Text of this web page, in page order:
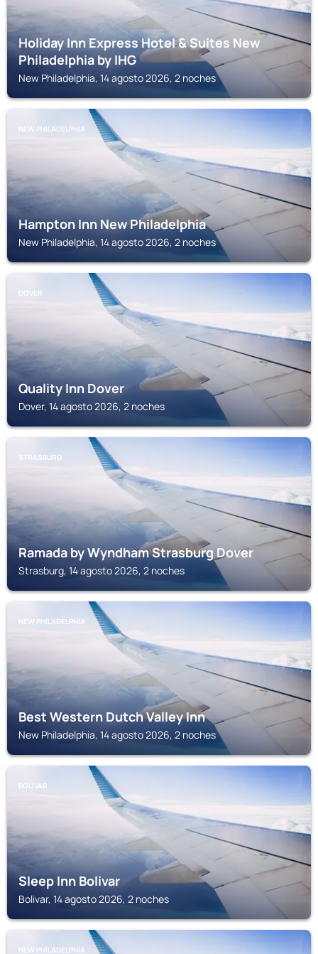
Holiday Inn Express Hotel & Suites New
Philadelphia by IHG
New Philadelphia, 14 agosto 2026, 2 noches
NEW PHILADELPHIA
Hampton Inn New Philadelphia
New Philadelphia, 14 agosto 2026, 2 noches
DOVER
Quality Inn Dover
Dover, 14 agosto 2026, 2 noches
STRASBURG
Ramada by Wyndham Strasburg Dover
Strasburg, 14 agosto 2026, 2 noches
NEW PHILADELPHIA
Best Western Dutch Valley Inn
New Philadelphia, 14 agosto 2026, 2 noches
BOLIVAR
Sleep Inn Bolivar
Bolivar, 14 agosto 2026, 2 noches
NEW PHILADELPHIA